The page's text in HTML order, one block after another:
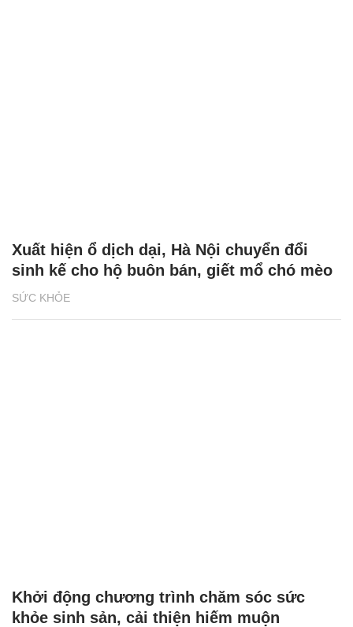
SỨC KHỎE
Xuất hiện ổ dịch dại, Hà Nội chuyển đổi
sinh kế cho hộ buôn bán, giết mổ chó mèo
Khởi động chương trình chăm sóc sức
khỏe sinh sản, cải thiện hiếm muộn